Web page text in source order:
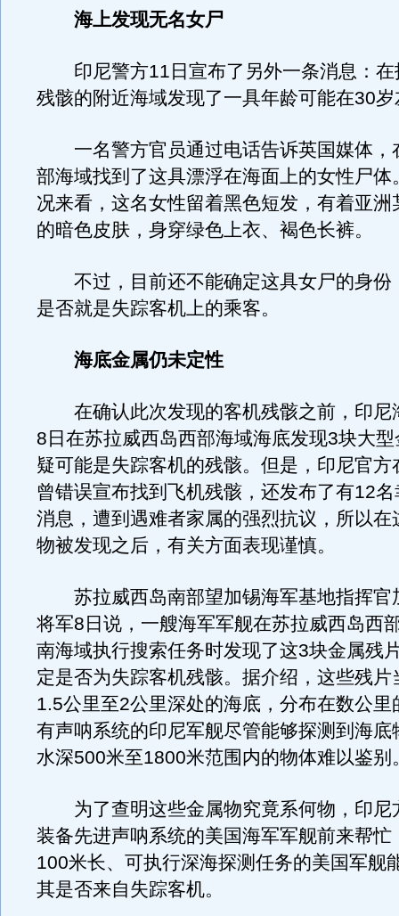
海上发现无名女尸
印尼警方11日宣布了另外一条消息：在
残骸的附近海域发现了一具年龄可能在30
一名警方官员通过电话告诉英国媒体，
部海域找到了这具漂浮在海面上的女性尸体
况来看，这名女性留着黑色短发，有着亚洲
的暗色皮肤，身穿绿色上衣、褐色长裤。
不过，目前还不能确定这具女尸的身份
是否就是失踪客机上的乘客。
海底金属仍未定性
在确认此次发现的客机残骸之前，印尼
8日在苏拉威西岛西部海域海底发现3块大
疑可能是失踪客机的残骸。但是，印尼官方
曾错误宣布找到飞机残骸，还发布了有12
消息，遭到遇难者家属的强烈抗议，所以在
物被发现之后，有关方面表现谨慎。
苏拉威西岛南部望加锡海军基地指挥官
将军8日说，一艘海军军舰在苏拉威西岛西
南海域执行搜索任务时发现了这3块金属残
定是否为失踪客机残骸。据介绍，这些残片
1.5公里至2公里深处的海底，分布在数公里
有声呐系统的印尼军舰尽管能够探测到海底
水深500米至1800米范围内的物体难以鉴别
为了查明这些金属物究竟系何物，印尼
装备先进声呐系统的美国海军军舰前来帮忙
100米长、可执行深海探测任务的美国军舰
其是否来自失踪客机。